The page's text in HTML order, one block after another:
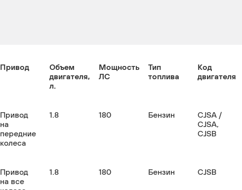
Привод
Объем
двигателя,
л.
Мощность
ЛС
Тип
топлива
Код
двигателя
Привод
на
передние
колеса
1.8 180 Бензин
CJSA /
CJSA,
CJSB
Привод
на все
1.8 180 Бензин CJSB